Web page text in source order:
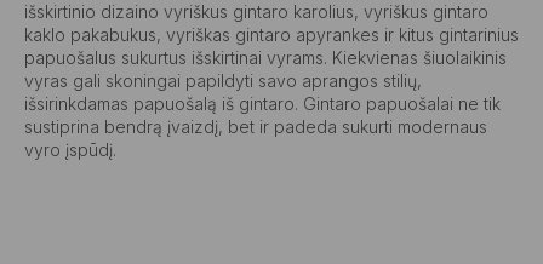
išskirtinio dizaino vyriškus gintaro karolius, vyriškus gintaro
kaklo pakabukus, vyriškas gintaro apyrankes ir kitus gintarinius
papuošalus sukurtus išskirtinai vyrams. Kiekvienas šiuolaikinis
vyras gali skoningai papildyti savo aprangos stilių,
išsirinkdamas papuošalą iš gintaro. Gintaro papuošalai ne tik
sustiprina bendrą įvaizdį, bet ir padeda sukurti modernaus
vyro įspūdį.